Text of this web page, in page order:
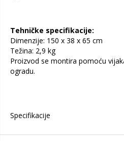
Tehničke specifikacije:
Dimenzije: 150 x 38 x 65 cm
Težina: 2,9 kg
Proizvod se montira pomoću
ogradu.
Specifikacije